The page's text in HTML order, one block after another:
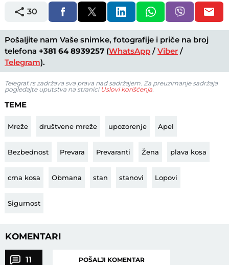
30
Pošaljite nam Vaše snimke, fotografije i priče na broj
telefona +381 64 8939257 (WhatsApp /Viber /
Telegram).
Telegraf.rs zadržava sva prava nad sadržajem. Za preuzimanje sadržaja
pogledajte uputstva na stranici Uslovi korišćenja.
TEME
Mreže društvene mreže upozorenje Apel
Bezbednost Prevara Prevaranti Žena plava kosa
crna kosa Obmana stan stanovi Lopovi
Sigurnost
KOMENTARI
11 POŠALJI KOMENTAR